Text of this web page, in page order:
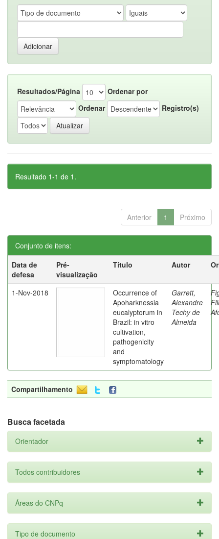
Resultados/Página
Ordenar por
Ordenar
Registro(s)
Resultado 1-1 de 1.
Anterior 1 Próximo
Conjunto de itens:
Data de
defesa
Pré-
visualização
Título Autor
1-Nov-2018
Occurrence of
Apoharknessia
eucalyptorum in
Brazil: in vitro
cultivation,
pathogenicity
and
symptomatology
Garrett,
Alexandre
Techy de
Almeida
Compartilhamento
Busca facetada
Orientador
Todos contribuidores
Áreas do CNPq
Tipo de documento